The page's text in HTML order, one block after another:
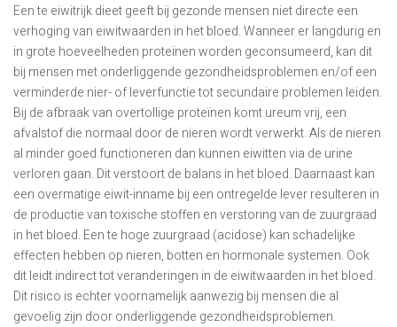
Een te eiwitrijk dieet geeft bij gezonde mensen niet directe een
verhoging van eiwitwaarden in het bloed. Wanneer er langdurig en
in grote hoeveelheden proteïnen worden geconsumeerd, kan dit
bij mensen met onderliggende gezondheidsproblemen en/of een
verminderde nier- of leverfunctie tot secundaire problemen leiden.
Bij de afbraak van overtollige proteïnen komt ureum vrij, een
afvalstof die normaal door de nieren wordt verwerkt. Als de nieren
al minder goed functioneren dan kunnen eiwitten via de urine
verloren gaan. Dit verstoort de balans in het bloed. Daarnaast kan
een overmatige eiwit-inname bij een ontregelde lever resulteren in
de productie van toxische stoffen en verstoring van de zuurgraad
in het bloed. Een te hoge zuurgraad (acidose) kan schadelijke
effecten hebben op nieren, botten en hormonale systemen. Ook
dit leidt indirect tot veranderingen in de eiwitwaarden in het bloed.
Dit risico is echter voornamelijk aanwezig bij mensen die al
gevoelig zijn door onderliggende gezondheidsproblemen.